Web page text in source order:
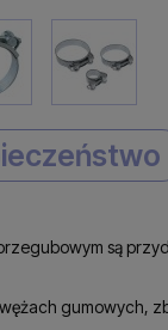
są
gumowych,